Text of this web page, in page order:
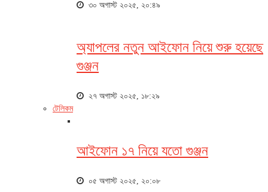
৩০ অগাস্ট ২০২৫, ২০:৪৯
অ্যাপলের নতুন আইফোন নিয়ে শুরু হয়েছে
গুঞ্জন
২৭ অগাস্ট ২০২৫, ১৮:২৯
টেলিকম
আইফোন ১৭ নিয়ে যতো গুঞ্জন
০৫ অগাস্ট ২০২৫, ২০:০৮